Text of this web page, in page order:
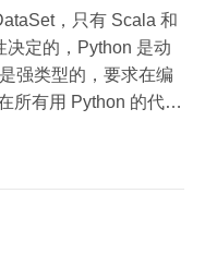
，只有 Scala 和
决定的，Python 是动
强类型的，要求在编
所有用 Python 的代码
。
概念出现了很多次，